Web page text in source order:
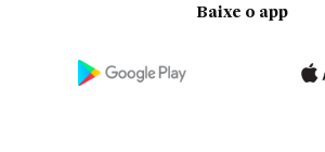
Baixe o app